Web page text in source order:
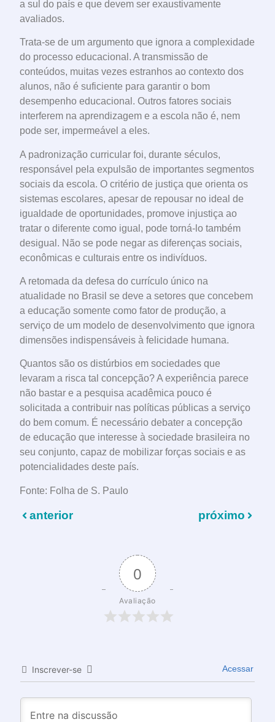
a sul do país e que devem ser exaustivamente
avaliados.
Trata-se de um argumento que ignora a complexidade
do processo educacional. A transmissão de
conteúdos, muitas vezes estranhos ao contexto dos
alunos, não é suficiente para garantir o bom
desempenho educacional. Outros fatores sociais
interferem na aprendizagem e a escola não é, nem
pode ser, impermeável a eles.
A padronização curricular foi, durante séculos,
responsável pela expulsão de importantes segmentos
sociais da escola. O critério de justiça que orienta os
sistemas escolares, apesar de repousar no ideal de
igualdade de oportunidades, promove injustiça ao
tratar o diferente como igual, pode torná-lo também
desigual. Não se pode negar as diferenças sociais,
econômicas e culturais entre os indivíduos.
A retomada da defesa do currículo único na
atualidade no Brasil se deve a setores que concebem
a educação somente como fator de produção, a
serviço de um modelo de desenvolvimento que ignora
dimensões indispensáveis à felicidade humana.
Quantos são os distúrbios em sociedades que
levaram a risca tal concepção? A experiência parece
não bastar e a pesquisa acadêmica pouco é
solicitada a contribuir nas políticas públicas a serviço
do bem comum. É necessário debater a concepção
de educação que interesse à sociedade brasileira no
seu conjunto, capaz de mobilizar forças sociais e as
potencialidades deste país.
Fonte: Folha de S. Paulo
anterior próximo
0
Avaliação
Inscrever-se Acessar